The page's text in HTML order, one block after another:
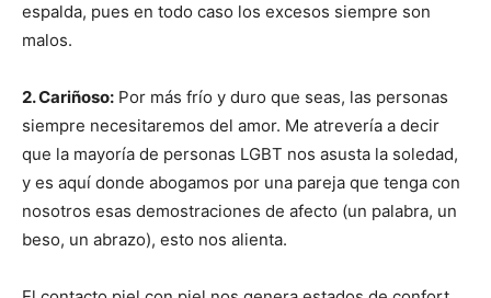
espalda, pues en todo caso los excesos siempre son
malos.
2. Cariñoso: Por más frío y duro que seas, las personas
siempre necesitaremos del amor. Me atrevería a decir
que la mayoría de personas LGBT nos asusta la soledad,
y es aquí donde abogamos por una pareja que tenga con
nosotros esas demostraciones de afecto (un palabra, un
beso, un abrazo), esto nos alienta.